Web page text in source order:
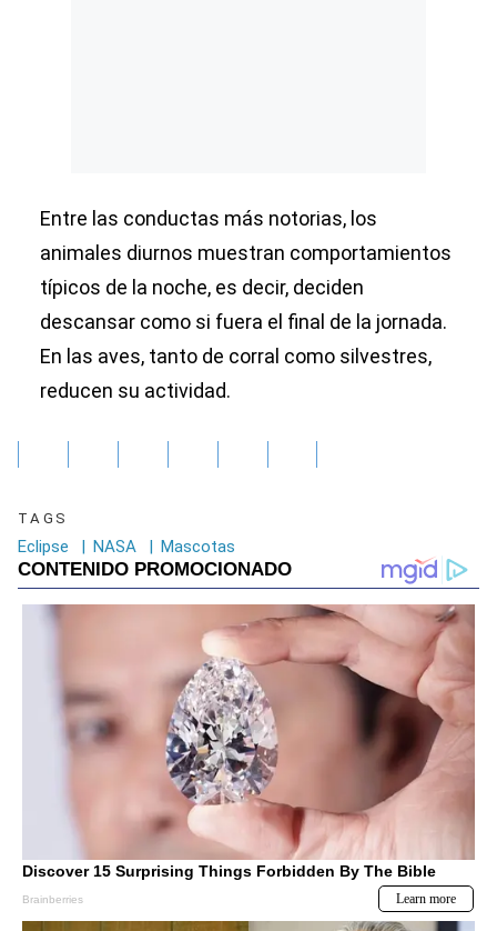
Entre las conductas más notorias, los
animales diurnos muestran comportamientos
típicos de la noche, es decir, deciden
descansar como si fuera el final de la jornada.
En las aves, tanto de corral como silvestres,
reducen su actividad.
TAGS
Eclipse | NASA | Mascotas